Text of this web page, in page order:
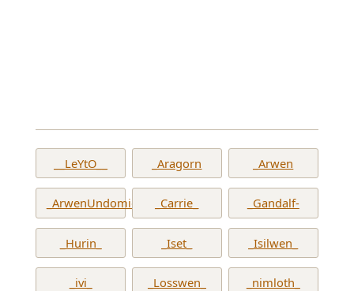
__LeYtO__ _Aragorn _Arwen
_ArwenUndomiel_ _Carrie_ _Gandalf-
_Hurin_ _Iset_ _Isilwen_
_ivi_ _Losswen_ _nimloth_